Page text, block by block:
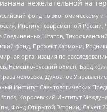
нежелательной на
фонд по экономическому
Институт современной
Штатов,
фонд, Прожект Хармони,
организация по
Немецко-русский обмен, Бард
человека, Духовное Управление
Институт Саентологических
Королевский Институт
Фонд Открытой Эстонии, Calvert